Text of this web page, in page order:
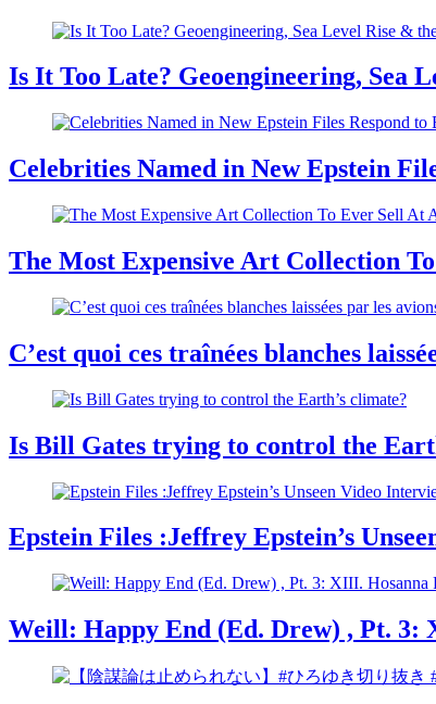
Is It Too Late? Geoengineering, Sea
Celebrities Named in New Epstein
The Most Expensive Art Collection
C’est quoi ces traînées blanches
Is Bill Gates trying to control the
Epstein Files :Jeffrey Epstein’s
Weill: Happy End (Ed. Drew) , Pt. 3: